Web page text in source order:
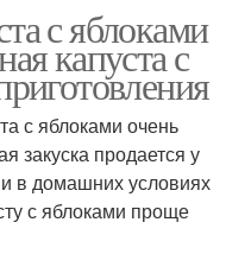
с яблоками
капуста с
с яблоками очень
закуска продается у
в домашних условиях
с яблоками проще